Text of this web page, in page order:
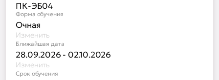
ПК-ЭБ04
Форма обучения
Очная
Изменить
Ближайшая дата
28.09.2026 - 02.10.2026
Изменить
Срок обучения